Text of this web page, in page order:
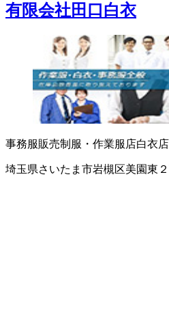
有限会社田口白衣
事務服販売制服・作業服店白衣店
埼玉県さいたま市岩槻区美園東